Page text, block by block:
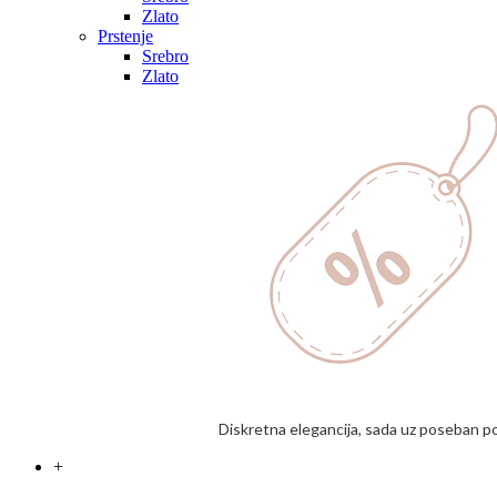
Zlato
Prstenje
Srebro
Zlato
Diskretna elegancija, sada uz poseban
+